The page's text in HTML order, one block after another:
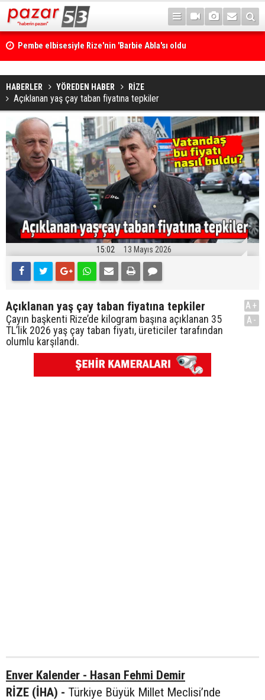
Pembe elbisesiyle Rize'nin 'Barbie Abla'sı oldu
HABERLER YÖREDEN HABER RİZE
Açıklanan yaş çay taban fiyatına tepkiler
15:02 13 Mayıs 2026
Açıklanan yaş çay taban fiyatına tepkiler
Çayın başkenti Rize’de kilogram başına açıklanan 35
TL’lik 2026 yaş çay taban fiyatı, üreticiler tarafından
olumlu karşılandı.
A+
A-
Enver Kalender - Hasan Fehmi Demir
RİZE (İHA) - Türkiye Büyük Millet Meclisi’nde